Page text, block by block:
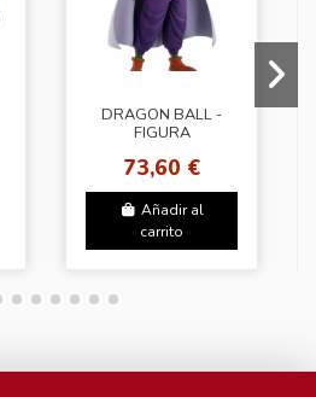
DRAGON BALL -
FIGURA
MASTERLISE
73,60 €
Añadir al
carrito